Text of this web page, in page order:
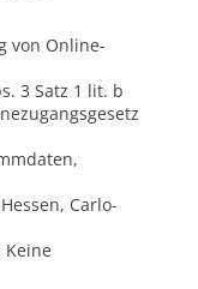
von Online-
3 Satz 1 lit. b
Carlo-
Keine